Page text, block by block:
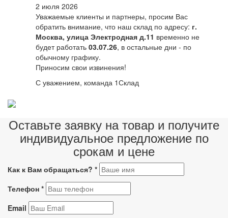
2 июля 2026
Уважаемые клиенты и партнеры, просим Вас
обратить внимание, что наш склад по адресу: г.
Москва, улица Электродная д.11 временно не
будет работать 03.07.26, в остальные дни - по
обычному графику.
Приносим свои извинения!
С уважением, команда 1Склад
Оставьте заявку на товар и получите
индивидуальное предложение по
срокам и цене
Как к Вам обращаться? *
Телефон *
Email